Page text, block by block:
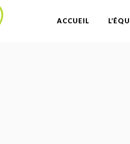
ACCUEIL